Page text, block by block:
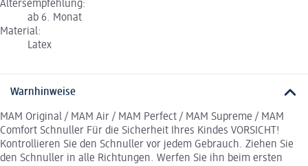
Altersempfehlung:
ab 6. Monat
Material:
Latex
Warnhinweise
MAM Original / MAM Air / MAM Perfect / MAM Supreme / MAM
Comfort Schnuller Für die Sicherheit Ihres Kindes VORSICHT!
Kontrollieren Sie den Schnuller vor jedem Gebrauch. Ziehen Sie
den Schnuller in alle Richtungen. Werfen Sie ihn beim ersten